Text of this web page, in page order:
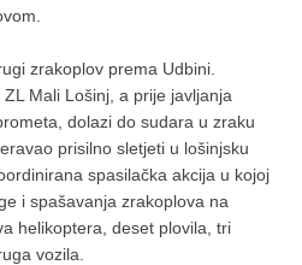
zrakoplov prema Udbini.
Mali Lošinj, a prije javljanja
dolazi do sudara u zraku
prisilno sletjeti u lošinjsku
spasilačka akcija u kojoj
i spašavanja zrakoplova na
helikoptera, deset plovila, tri
vozila.